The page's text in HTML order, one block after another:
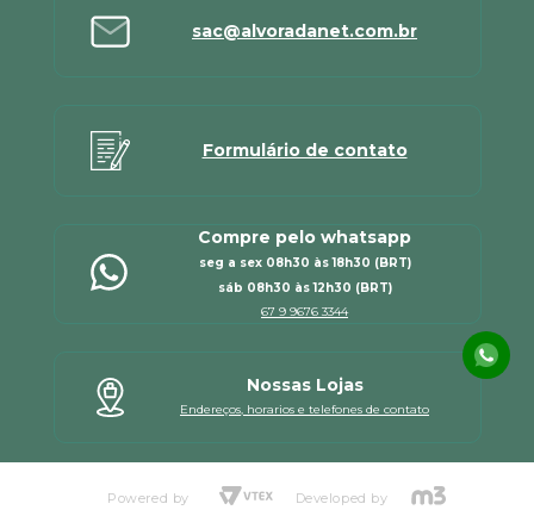
sac@alvoradanet.com.br
Formulário de contato
Compre pelo whatsapp
seg a sex 08h30 às 18h30 (BRT)
sáb 08h30 às 12h30 (BRT)
67 9 9676 3344
Nossas Lojas
Endereços, horarios e telefones de contato
Powered by Developed by